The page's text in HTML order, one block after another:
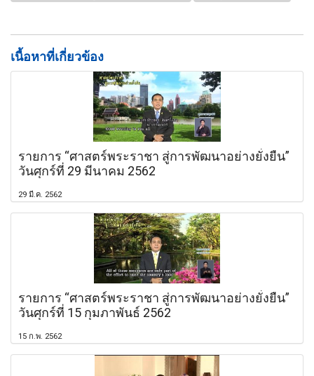
เนื้อหาที่เกี่ยวข้อง
รายการ “ศาสตร์พระราชา สู่การพัฒนาอย่างยั่งยืน”
วันศุกร์ที่ 29 มีนาคม 2562
29 มี.ค. 2562
รายการ “ศาสตร์พระราชา สู่การพัฒนาอย่างยั่งยืน”
วันศุกร์ที่ 15 กุมภาพันธ์ 2562
15 ก.พ. 2562